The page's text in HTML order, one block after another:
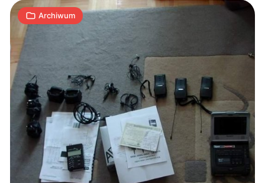
Archiwum
Cyberkryminalni:
Skimming